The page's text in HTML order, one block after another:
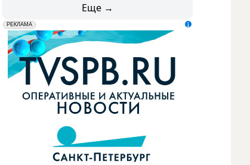
Еще →
erid: LdtCK5udn
РЕКЛАМА
АО "ГАТР", ИНН: 7841320717